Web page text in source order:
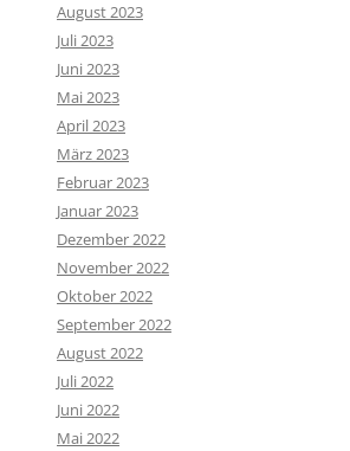
August 2023
Juli 2023
Juni 2023
Mai 2023
April 2023
März 2023
Februar 2023
Januar 2023
Dezember 2022
November 2022
Oktober 2022
September 2022
August 2022
Juli 2022
Juni 2022
Mai 2022